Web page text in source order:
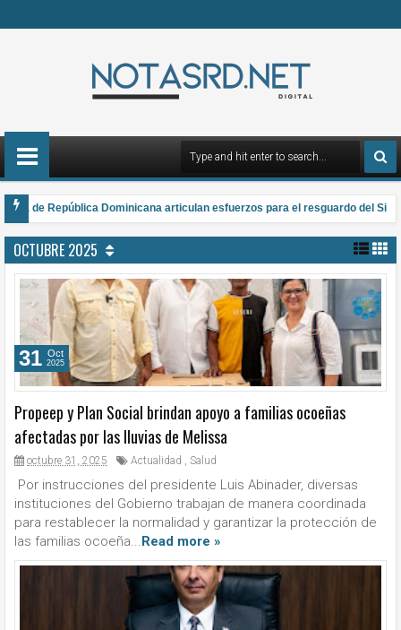
de República Dominicana articulan esfuerzos para el resguardo del
Premio Anual Nacional de Poesía Salomé Ureña de Henríquez 2026
OCTUBRE 2025
Propeep y Plan Social brindan apoyo a familias ocoeñas
afectadas por las lluvias de Melissa
octubre 31, 2025 Actualidad , Salud
Por instrucciones del presidente Luis Abinader, diversas
instituciones del Gobierno trabajan de manera coordinada
para restablecer la normalidad y garantizar la protección de
las familias ocoeña...Read more »
31 Oct
2025